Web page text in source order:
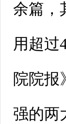
余篇，
用超过
院院报
强的两